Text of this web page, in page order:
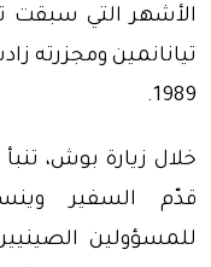
الأشهر التي سبقت
تيانانمين ومجزرته
1989.
خلال زيارة بوش،
قدّم السفير
للمسؤولين